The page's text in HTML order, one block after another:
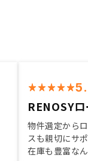
RENOSY
物件選定から
スも親切にサ
在庫も豊富な